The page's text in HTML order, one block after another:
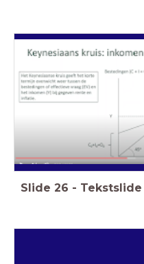
Slide 26 - Tekstslide